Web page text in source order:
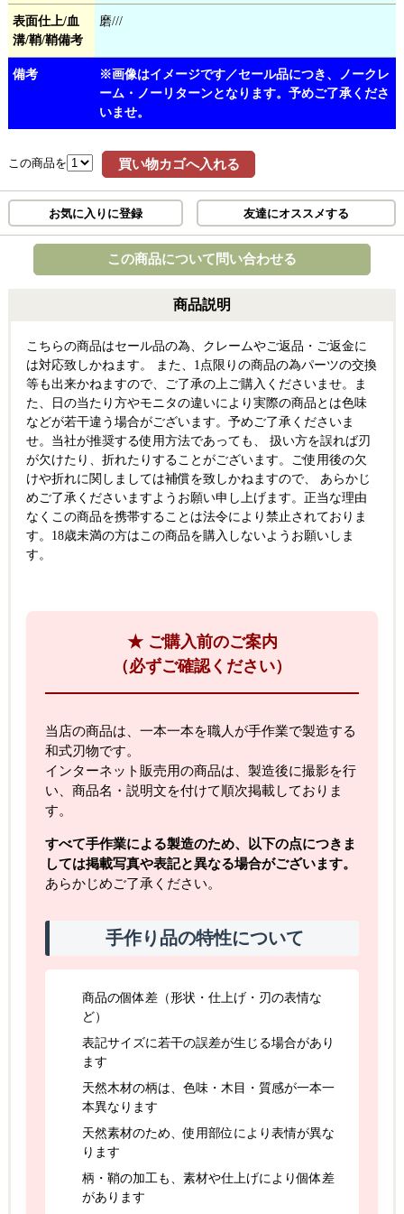
表面仕上/血
溝/鞘/鞘備考
磨///
備考
※画像はイメージです／セール品につき、ノークレ
ーム・ノーリターンとなります。予めご了承くださ
いませ。
この商品を 買い物カゴへ入れる
お気に入りに登録 友達にオススメする
この商品について問い合わせる
商品説明
こちらの商品はセール品の為、クレームやご返品・ご返金に
は対応致しかねます。 また、1点限りの商品の為パーツの交換
等も出来かねますので、ご了承の上ご購入くださいませ。 ま
た、日の当たり方やモニタの違いにより実際の商品とは色味
などが若干違う場合がございます。 予めご了承くださいま
せ。 当社が推奨する使用方法であっても、 扱い方を誤れば刃
が欠けたり、折れたりすることがございます。 ご使用後の欠
けや折れに関しましては補償を致しかねますので、 あらかじ
めご了承くださいますようお願い申し上げます。 正当な理由
なくこの商品を携帯することは法令により禁止されておりま
す。 18歳未満の方はこの商品を購入しないようお願いしま
す。
★ ご購入前のご案内
（必ずご確認ください）
当店の商品は、一本一本を職人が手作業で製造する
和式刃物です。
インターネット販売用の商品は、製造後に撮影を行
い、商品名・説明文を付けて順次掲載しておりま
す。
すべて手作業による製造のため、以下の点につきま
しては掲載写真や表記と異なる場合がございます。
あらかじめご了承ください。
手作り品の特性について
商品の個体差（形状・仕上げ・刃の表情な
ど）
表記サイズに若干の誤差が生じる場合があり
ます
天然木材の柄は、色味・木目・質感が一本一
本異なります
天然素材のため、使用部位により表情が異な
ります
柄・鞘の加工も、素材や仕上げにより個体差
があります